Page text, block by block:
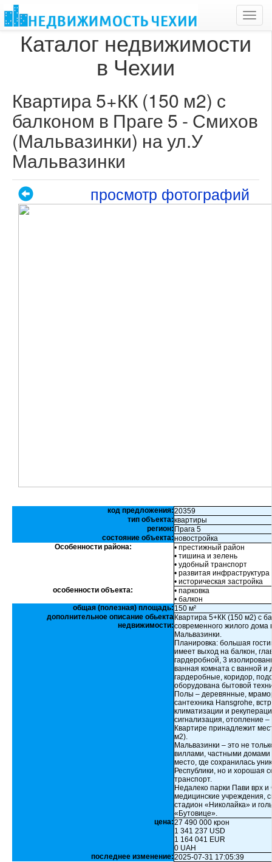
Каталог недвижимости
в Чехии
Квартира 5+КК (150 м2) с
балконом в Праге 5 - Смихов
(Мальвазинки) на ул.У
Мальвазинки
просмотр фотографий
код предложения:20359
тип объекта:квартиры
регион: Прага 5
состояние объекта:новостройка
Особенности района:
• престижный район
• тишина и зелень
• удобный транспорт
• развитая инфраструктура
• историческая застройка
особенности объекта:
• парковка
• балкон
общая (полезная) площадь: 150 м²
дополнительное описание обьекта
недвижимости:
Квартира 5+КК (150 м2) с
современного жилого
Мальвазинки.
Планировка: большая
имеет выход на балкон,
гардеробной, 3
ванная комната с ванной и
гардеробные, коридор,
оборудована бытовой
Полы – деревянные,
сантехника Hansgrohe,
климатизации и
сигнализация, отопление –
Квартире принадлежит
м2).
Мальвазинки – это не
виллами, частными домами
место, где сохранилась
Республики, но и хорошая
транспорт.
Недалеко парки Пави врх
медицинские учреждения,
стадион «Николайка» и
«Бутовице».
цена:27 490 000 крон
1 341 237 USD
1 164 041 EUR
0 UAH
последнее изменение:2025-07-31 17:05:39